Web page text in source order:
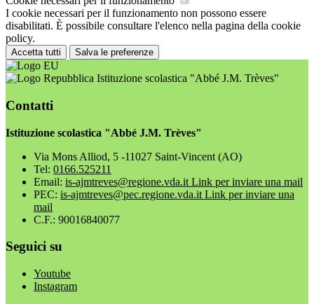
I cookie necessari per il funzionamento non possono essere
disabilitati. È possibile consultare l'elenco nella pagina della cookie
policy.
Accetta tutti Salva le preferenze
Istituzione scolastica "Abbé J.M. Trèves"
Contatti
Istituzione scolastica "Abbé J.M. Trèves"
Via Mons Alliod, 5 -11027 Saint-Vincent (AO)
Tel: 0166.525211
Email: is-ajmtreves@regione.vda.it Link per inviare una mail
PEC: is-ajmtreves@pec.regione.vda.it Link per inviare una
mail
C.F.: 90016840077
Seguici su
Youtube
Instagram